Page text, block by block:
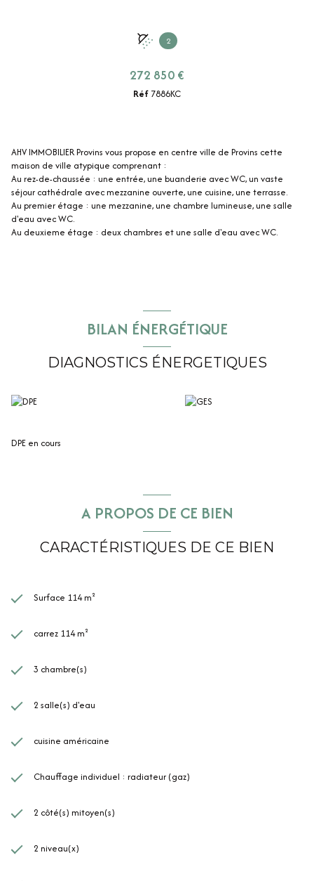
2
272 850 €
Réf 7886KC
AHV IMMOBILIER Provins vous propose en centre ville de Provins cette
maison de ville atypique comprenant :
Au rez-de-chaussée : une entrée, une buanderie avec WC, un vaste
séjour cathédrale avec mezzanine ouverte, une cuisine, une terrasse.
Au premier étage : une mezzanine, une chambre lumineuse, une salle
d'eau avec WC.
Au deuxieme étage : deux chambres et une salle d'eau avec WC.
BILAN ÉNERGÉTIQUE
DIAGNOSTICS ÉNERGETIQUES
DPE en cours
A PROPOS DE CE BIEN
CARACTÉRISTIQUES DE CE BIEN
Surface 114 m²
carrez 114 m²
3 chambre(s)
2 salle(s) d'eau
cuisine américaine
Chauffage individuel : radiateur (gaz)
2 côté(s) mitoyen(s)
2 niveau(x)